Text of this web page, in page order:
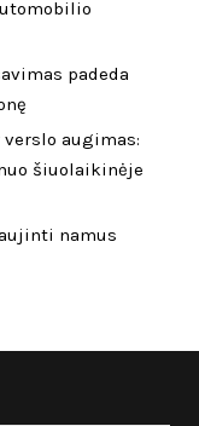
padeda
augimas:
šiuolaikinėje
namus